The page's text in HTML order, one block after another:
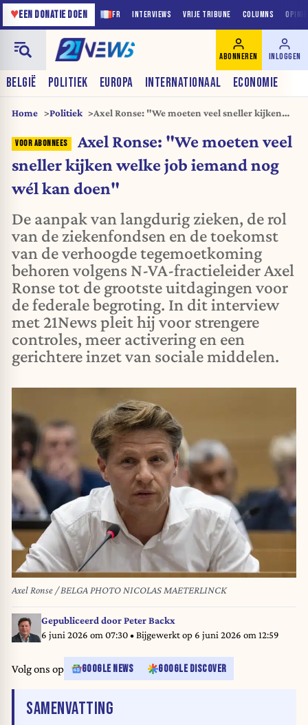
FR INTERVIEWS VRIJE TRIBUNE COLUMNS
♥EEN DONATIE DOEN
BELGIË POLITIEK EUROPA INTERNATIONAAL ECONOMIE
ABONNEREN INLOGGEN
Home Politiek
Axel Ronse: "We moeten veel sneller kijken
Axel Ronse: "We moeten veel
sneller kijken welke job iemand nog
wél kan doen"
De aanpak van langdurig zieken, de rol
van de ziekenfondsen en de toekomst
van de verhoogde tegemoetkoming
behoren volgens N-VA-fractieleider Axel
Ronse tot de grootste uitdagingen voor
de federale begroting. In dit interview
met 21News pleit hij voor strengere
controles, meer activering en een
gerichtere inzet van sociale middelen.
Axel Ronse / BELGA PHOTO NICOLAS MAETERLINCK
Gepubliceerd doorPeter Backx
6 juni 2026 om 07:30• Bijgewerkt op 6 juni 2026 om 12:59
Volg ons op GOOGLE NEWS GOOGLE DISCOVER
SAMENVATTING